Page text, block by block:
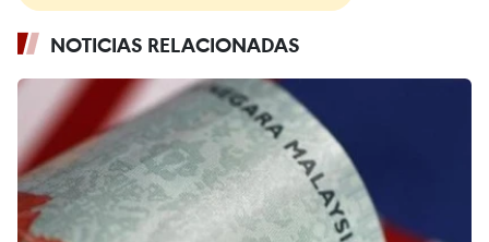
NOTICIAS RELACIONADAS